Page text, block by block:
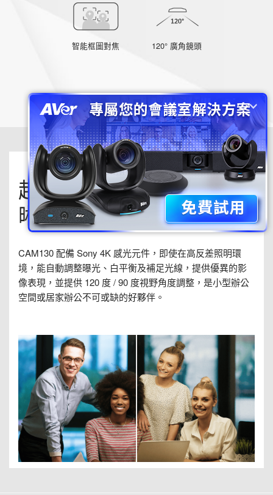
智能框圖對焦 120° 廣角鏡頭
超廣角4K攝影機，呈像清
晰自然
CAM130 配備 Sony 4K 感光元件，即使在高反差照明環
境，能自動調整曝光、白平衡及補足光線，提供優異的影
像表現，並提供 120 度 / 90 度視野角度調整，是小型辦公
空間或居家辦公不可或缺的好夥伴。